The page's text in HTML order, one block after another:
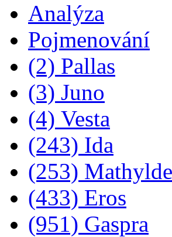
Analýza
Pojmenování
(2) Pallas
(3) Juno
(4) Vesta
(243) Ida
(253) Mathylde
(433) Eros
(951) Gaspra